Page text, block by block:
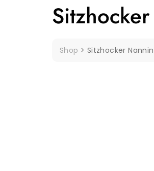
Shop > Sitzhocker